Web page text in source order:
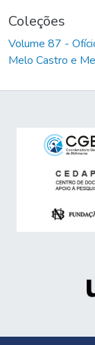
Coleções
Volume 87 -
Melo Castro e